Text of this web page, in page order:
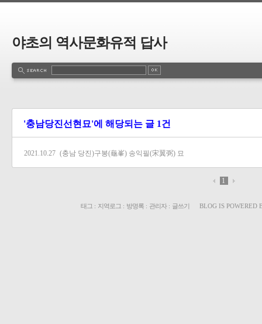
야초의 역사문화유적 답사
'충남당진선현묘'에 해당되는 글 1건
2021.10.27 (충남 당진)구봉(龜峯) 송익필(宋翼弼) 묘
1
태그 : 지역로그 : 방명록 : 관리자: 글쓰기 BLOG IS POWERED